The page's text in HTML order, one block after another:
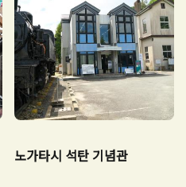
노가타시 석탄 기념관